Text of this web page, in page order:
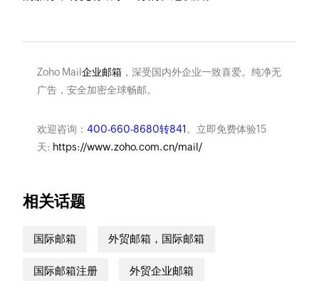
Zoho Mail企业邮箱，深受国内外企业一致喜爱。纯净无
广告，安全加密全球畅邮。
欢迎咨询： 400-660-8680转841 。立即免费体验15
天: https://www.zoho.com.cn/mail/
相关话题
国际邮箱 外贸邮箱，国际邮箱
国际邮箱注册 外贸企业邮箱